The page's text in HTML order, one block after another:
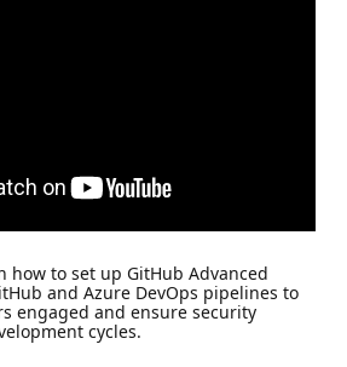
how to set up GitHub Advanced
and Azure DevOps pipelines to
engaged and ensure security
cycles.